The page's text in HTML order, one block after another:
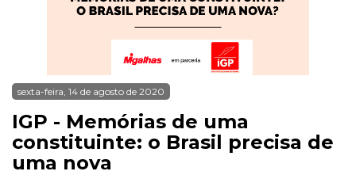
sexta-feira, 14 de agosto de 2020
IGP - Memórias de uma
constituinte: o Brasil precisa de
uma nova